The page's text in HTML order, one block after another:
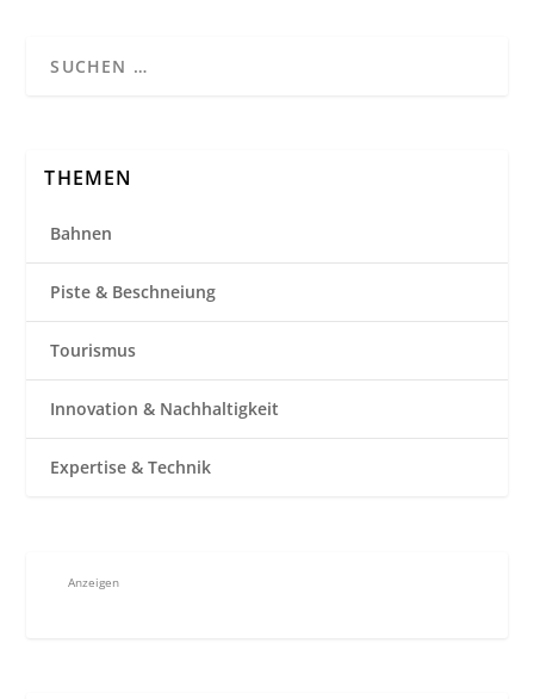
THEMEN
Bahnen
Piste & Beschneiung
Tourismus
Innovation & Nachhaltigkeit
Expertise & Technik
Anzeigen